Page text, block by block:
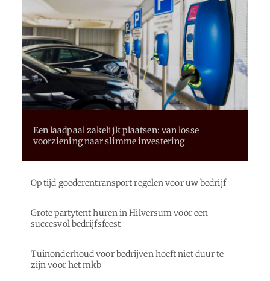
Een laadpaal zakelijk plaatsen: van losse
voorziening naar slimme investering
Op tijd goederentransport regelen voor uw bedrijf
Grote partytent huren in Hilversum voor een
succesvol bedrijfsfeest
Tuinonderhoud voor bedrijven hoeft niet duur te
zijn voor het mkb